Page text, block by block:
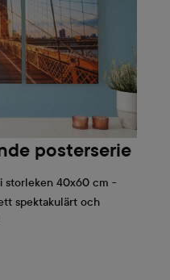
posterserie
storleken 40x60 cm -
spektakulärt och